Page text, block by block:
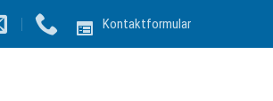
Kontaktformular